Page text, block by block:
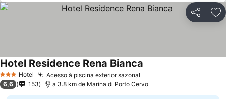
Partilhar
3 EstrelasHotel Acesso à piscina exterior sazonal
Hotel Residence Rena Bianca
6,6 153 a 3.8 km de Marina di Porto Cervo